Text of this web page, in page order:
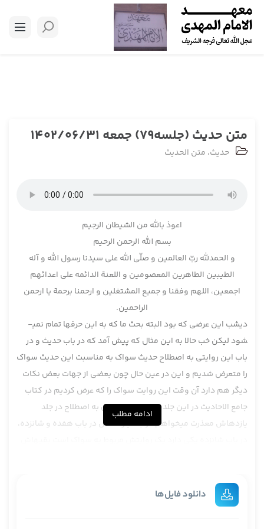
متن حدیث (جلسه79) جمعه 1402/06/31
حدیث، متن الحدیث
اعوذ بالله من الشيطان الرجيم
بسم ­الله الرحمن الرحيم
و الحمدلله ربّ العالمين و صلّی الله علی سيدنا رسول الله و آله
الطيبين الطاهرين المعصومين و اللعنة الدائمه علی اعدائهم
اجمعين، اللهم وفقنا و جميع المشتغلين و ارحمنا برحمة يا ارحمن
الراحمين.
ديشب اين عرضی که بود البته بحث ما که به اين حرف­ها تمام نمی­
شود ليکن خب حالا به اين مثال که پيش آمد که در باب حديث و در
باب اين روايتی به اصطلاح حديث سواک به مناسبت اين حديث سواک
را متعرض شديم و اين در عين حال چون بعضی از جهات بعض نکات
ديگر هم دارد آن وقت اين روايت سواک را که عرض کرديم در کتاب
جامع الاحاديث در اين جلد هفده­اش، ايشان به اصطلاح در جلد
يازده­اش معذرت می­خواهم در جلد يازده­اش در باب هفده و شانزده،
خودش يکی از شواهدی،
س: نمی­شود اين را گفت
ادامه مطلب
دانلود فایل‌ها